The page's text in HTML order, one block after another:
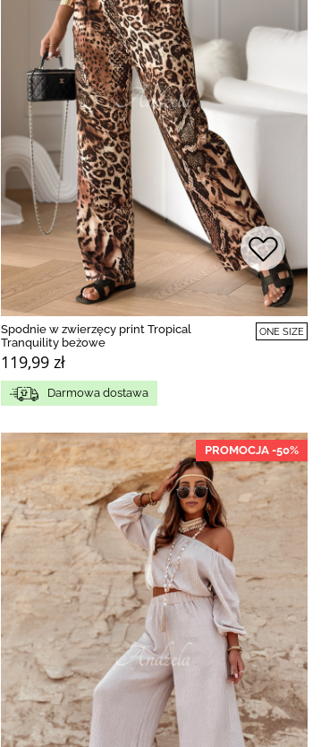
Spodnie w zwierzęcy print Tropical
Tranquility beżowe
119,99 zł
ONE SIZE
Darmowa dostawa
PROMOCJA -50%